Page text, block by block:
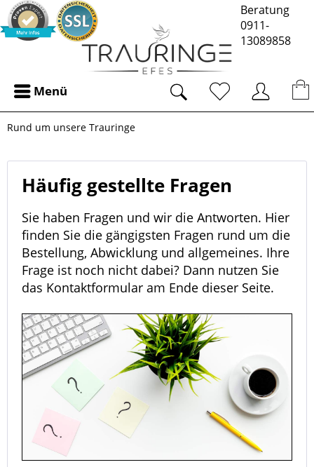
Beratung
0911-
13089858
Menü
Rund um unsere Trauringe
Häufig gestellte Fragen
Sie haben Fragen und wir die Antworten. Hier
finden Sie die gängigsten Fragen rund um die
Bestellung, Abwicklung und allgemeines. Ihre
Frage ist noch nicht dabei? Dann nutzen Sie
das Kontaktformular am Ende dieser Seite.